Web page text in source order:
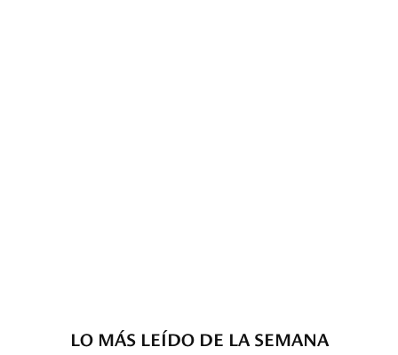
LO MÁS LEÍDO DE LA SEMANA